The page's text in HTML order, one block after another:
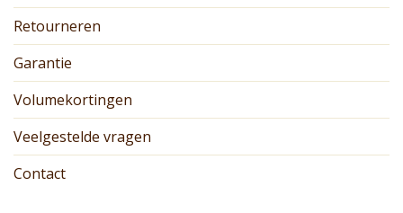
Retourneren
Garantie
Volumekortingen
Veelgestelde vragen
Contact